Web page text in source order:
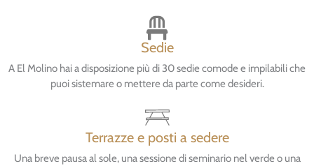
Sedie
A El Molino hai a disposizione più di 30 sedie comode e impilabili che
puoi sistemare o mettere da parte come desideri.
Terrazze e posti a sedere
Una breve pausa al sole, una sessione di seminario nel verde o una